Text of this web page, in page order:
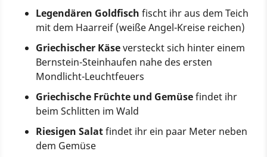
Legendären Goldfisch fischt ihr aus dem Teich
mit dem Haarreif (weiße Angel-Kreise reichen)
Griechischer Käseversteckt sich hinter einem
Bernstein-Steinhaufen nahe des ersten
Mondlicht-Leuchtfeuers
Griechische Früchte und Gemüsefindet ihr
beim Schlitten im Wald
Riesigen Salatfindet ihr ein paar Meter neben
dem Gemüse